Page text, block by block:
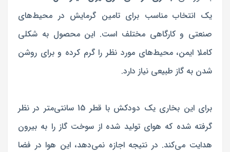
یک انتخاب مناسب برای تامین گرمایش در محیط‌های
صنعتی و کارگاهی مختلف است. این محصول به شکلی
کاملا ایمن، محیط‌های مورد نظر را گرم کرده و برای روشن
شدن به گاز طبیعی نیاز دارد.
برای این بخاری یک دودکش با قطر 15 سانتی‌متر در نظر
گرفته شده که هوای تولید شده از سوخت گاز را به بیرون
هدایت می‌کند. در نتیجه اجازه نمی‌دهد، این هوا در فضا